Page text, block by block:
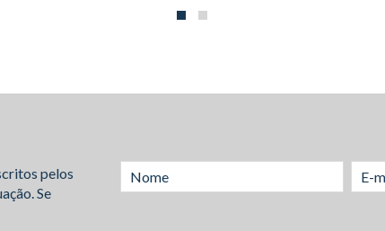
pelos
Se